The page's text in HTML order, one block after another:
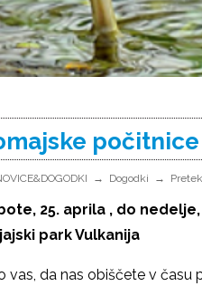
Dogodki
25. aprila , do nedelje,
park Vulkanija
vas, da nas obiščete v času